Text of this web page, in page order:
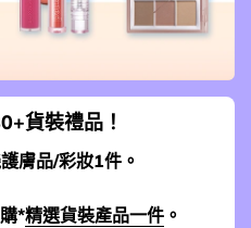
貨裝禮品！
膚品/彩妝1件。
*精選貨裝產品一件 。